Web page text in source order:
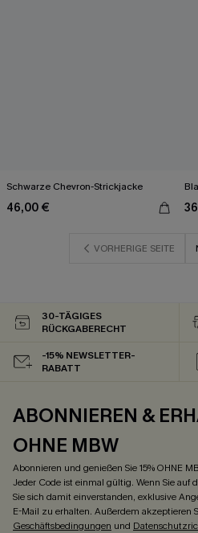
Schwarze Chevron-Strickjacke
46,00 €
VORHERIGE SEITE
30-TÄGIGES
RÜCKGABERECHT
-15% NEWSLETTER-
RABATT
ABONNIEREN &
OHNE MBW
Abonnieren und genießen Sie 15% OHNE
Jeder Code ist einmal gültig. Wenn Sie auf
Sie sich damit einverstanden, exklusive
E-Mail zu erhalten. Außerdem akzeptieren
Geschäftsbedingungen und